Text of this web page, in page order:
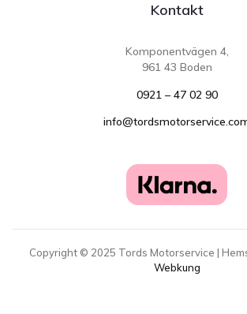
Kontakt
Komponentvägen 4,
961 43 Boden
0921 – 47 02 90
Copyright © 2025 Tords Motorservice |
Webkung